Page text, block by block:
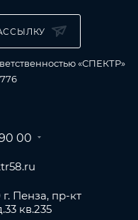
«СПЕКТР»
00
Пенза, пр-кт
кв.235